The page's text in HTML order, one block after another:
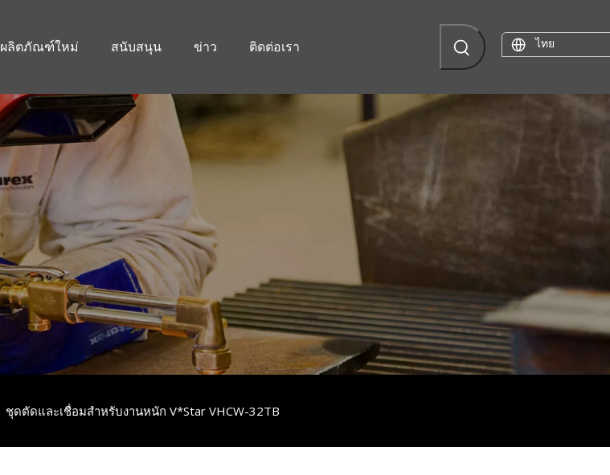
ผลิตภัณฑ์ใหม่ สนับสนุน ข่าว ติดต่อเรา ไทย
ชุดตัดและเชื่อมสำหรับงานหนัก V*Star VHCW-32TB